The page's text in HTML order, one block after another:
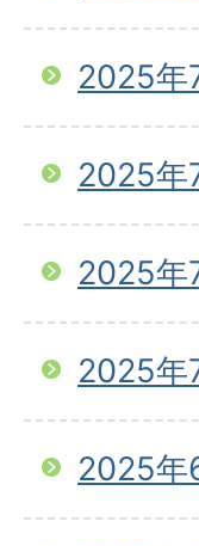
2025年
2025年
2025年
2025年
2025年